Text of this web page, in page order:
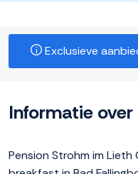
Exclusieve
Informatie
Pension Strohm im Lieth